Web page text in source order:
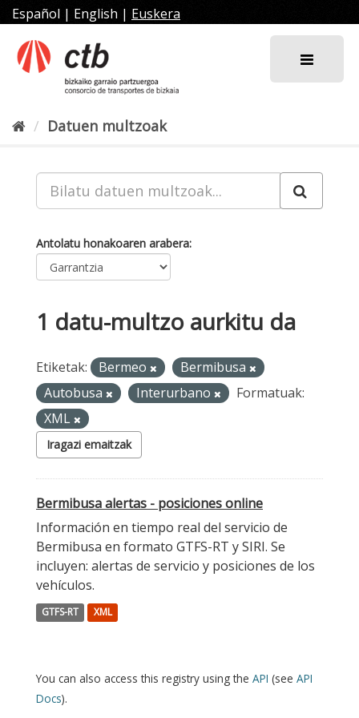
Joan
edukira
Español | English | Euskera
Datuen multzoak
Antolatu honakoaren arabera
1 datu-multzo aurkitu da
Etiketak: Bermeo
Bermibusa
Autobusa
Interurbano
Formatuak:
XML
Iragazi emaitzak
Bermibusa alertas - posiciones online
Información en tiempo real del servicio de
Bermibusa en formato GTFS-RT y SIRI. Se
incluyen: alertas de servicio y posiciones de los
vehículos.
GTFS-RT XML
You can also access this registry using the API (see API
Docs).